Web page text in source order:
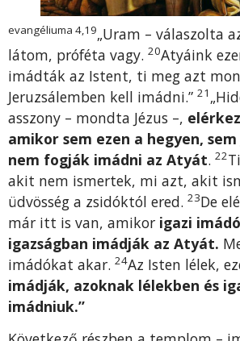
evangéliuma 4,19„Uram – válaszolta
látom, próféta vagy. 20Atyáink
imádták az Istent, ti meg azt
Jeruzsálemben kell imádni.” 21
asszony – mondta Jézus –,
amikor sem ezen a hegyen,
nem fogják imádni az Atyát. 22
akit nem ismertek, mi azt, akit
üdvösség a zsidóktól ered. 23De
már itt is van, amikor igazi
igazságban imádják az Atyát.
imádókat akar. 24Az Isten lélek,
imádják, azoknak lélekben és
imádniuk.”